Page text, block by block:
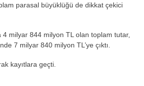
parasal büyüklüğü de dikkat çekici
4 milyar 844 milyon TL olan toplam tutar,
7 milyar 840 milyon TL’ye çıktı.
kayıtlara geçti.